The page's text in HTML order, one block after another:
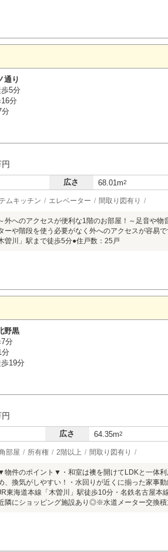
通り
5分
分
広さ 68.01m2
ムキッチン エレベーター 間取り図有り
外へのアクセスが便利な1階のお部屋！～足音や
ーや階段を使う必要がなく外へのアクセスが容易
曽川」駅まで徒歩5分●住戸数：25戸
野黒
分
19分
広さ 64.35m2
部屋 所有権 2階以上 間取り図有り
物件のポイント▼・和室は襖を開けてLDKと一体
、換気がしやすい！・水回りが近くに揃った家事
東海道本線「木曽川」駅徒歩10分・名鉄名古屋本
隣にショッピング施設あり◎※水道メーター交換